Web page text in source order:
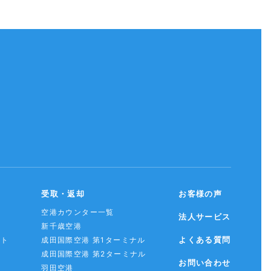
受取・返却
空港カウンター一覧
新千歳空港
成田国際空港 第1ターミナル
成田国際空港 第2ターミナル
羽田空港
お客様の声
法人サービス
よくある質問
お問い合わせ